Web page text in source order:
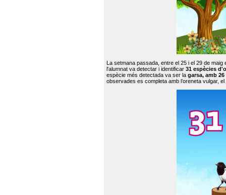
La setmana passada, entre el 25 i el 29 de
l'alumnat va detectar i identificar 31 espècies
espècie més detectada va ser la garsa, amb
observades es completa amb l’oreneta vulgar,